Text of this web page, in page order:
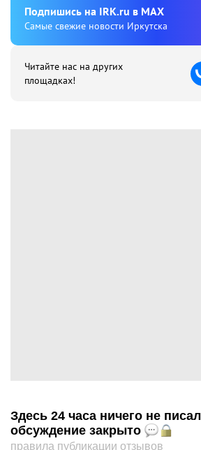
Подпишиcь на IRK.ru в MAX
Cамые свежие новости Иркутска
Читайте нас на других
площадках!
Здесь 24 часа ничего не
обсуждение закрыто
правила публикации отзывов